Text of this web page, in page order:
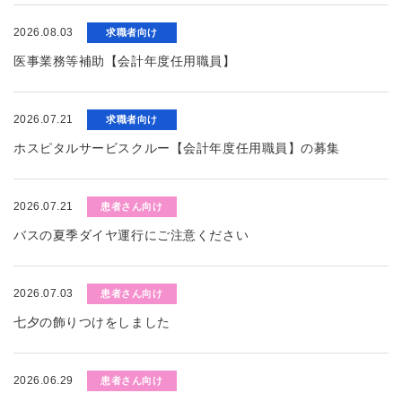
2026.08.03 求職者向け
医事業務等補助【会計年度任用職員】
2026.07.21 求職者向け
ホスピタルサービスクルー【会計年度任用職員】の募集
2026.07.21 患者さん向け
バスの夏季ダイヤ運行にご注意ください
2026.07.03 患者さん向け
七夕の飾りつけをしました
2026.06.29 患者さん向け